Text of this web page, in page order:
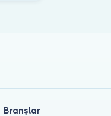
Branşlar